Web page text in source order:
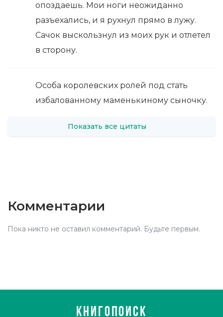
опоздаешь. Мои ноги неожиданно
разъехались, и я рухнул прямо в лужу.
Сачок выскользнул из моих рук и отлетел
в сторону.
Особа королевских ролей под стать
избалованному маменькиному сыночку.
Показать все цитаты
Комментарии
Пока никто не оставил комментарий. Будьте первым.
КНИГОПОИСК